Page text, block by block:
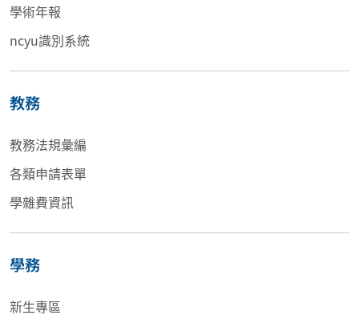
學術年報
ncyu識別系統
教務
教務法規彙編
各類申請表單
學雜費資訊
學務
新生專區